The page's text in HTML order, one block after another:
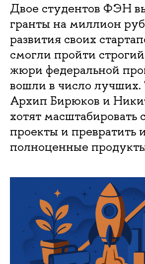
Двое студентов ФЭН
гранты на миллион
развития своих
смогли пройти
жюри федеральной
вошли в число лучших.
Архип Бирюков и
хотят масштабировать
проекты и превратить
полноценные